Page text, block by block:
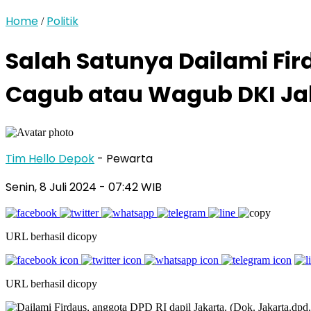
Home / Politik
Salah Satunya Dailami
Cagub atau Wagub DKI
Tim Hello Depok - Pewarta
Senin, 8 Juli 2024 - 07:42 WIB
URL berhasil dicopy
URL berhasil dicopy